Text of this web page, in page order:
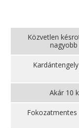
Közvetlen
Akár 10
Fokozatmentes